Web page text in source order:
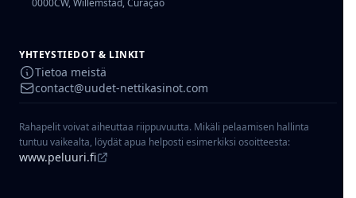
YHTEYSTIEDOT & LINKIT
Tietoa meistä
contact@uudet-nettikasinot.com
Rahapelit voivat aiheuttaa riippuvuutta. Mikäli pelaamisen hallinta
tuntuu vaikealta, löydät apua helposti esimerkiksi osoitteesta:
www.peluuri.fi